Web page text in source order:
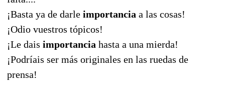
¡Basta ya de darle importancia a las cosas!
¡Odio vuestros tópicos!
¡Le dais importancia hasta a una mierda!
¡Podríais ser más originales en las ruedas de
prensa!